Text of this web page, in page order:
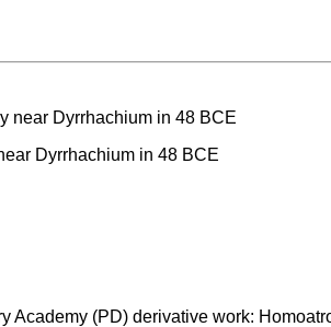
Dyrrhachium in 48 BCE
Academy (PD) derivative work: